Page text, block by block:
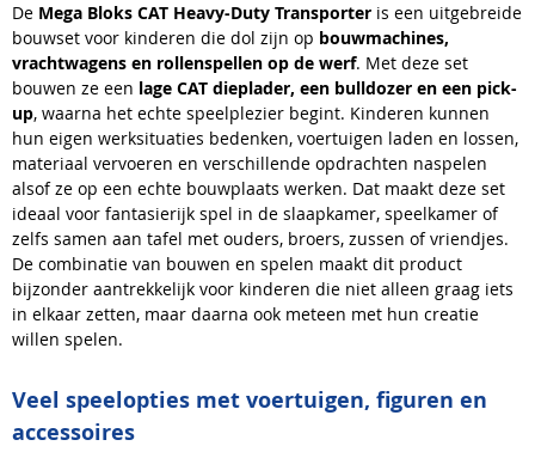
De Mega Bloks CAT Heavy-Duty Transporter is een uitgebreide
bouwset voor kinderen die dol zijn op bouwmachines,
vrachtwagens en rollenspellen op de werf. Met deze set
bouwen ze een lage CAT dieplader, een bulldozer en een pick-
up, waarna het echte speelplezier begint. Kinderen kunnen
hun eigen werksituaties bedenken, voertuigen laden en lossen,
materiaal vervoeren en verschillende opdrachten naspelen
alsof ze op een echte bouwplaats werken. Dat maakt deze set
ideaal voor fantasierijk spel in de slaapkamer, speelkamer of
zelfs samen aan tafel met ouders, broers, zussen of vriendjes.
De combinatie van bouwen en spelen maakt dit product
bijzonder aantrekkelijk voor kinderen die niet alleen graag iets
in elkaar zetten, maar daarna ook meteen met hun creatie
willen spelen.
Veel speelopties met voertuigen, figuren en
accessoires